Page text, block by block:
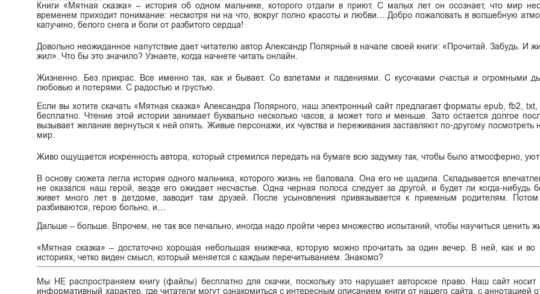
Книги «Мятная сказка» – история об одном мальчике, которого отдали в приют. С малых лет он осознает, что мир
временем приходит понимание: несмотря ни на что, вокруг полно красоты и любви… Добро пожаловать в волшебную
капучино, белого снега и боли от разбитого сердца!
Довольно неожиданное напутствие дает читателю автор Александр Полярный в начале своей книги: «Прочитай. Забудь. И
жил». Что бы это значило? Узнаете, когда начнете читать онлайн.
Жизненно. Без прикрас. Все именно так, как и бывает. Со взлетами и падениями. С кусочками счастья и огромными
любовью и потерями. С радостью и грустью.
Если вы хотите скачать «Мятная сказка» Александра Полярного, наш электронный сайт предлагает форматы epub, fb2,
бесплатно. Чтение этой истории занимает буквально несколько часов, а может того и меньше. Зато остается долгое
вызывает желание вернуться к ней опять. Живые персонажи, их чувства и переживания заставляют по-другому
мир.
Живо ощущается искренность автора, который стремился передать на бумаге всю задумку так, чтобы было атмосферно,
В основу сюжета легла история одного мальчика, которого жизнь не баловала. Она его не щадила. Складывается
не оказался наш герой, везде его ожидает несчастье. Одна черная полоса следует за другой, и будет ли когда-нибудь
живет много лет в детдоме, заводит там друзей. После усыновления привязывается к приемным родителям.
разбиваются, герою больно, и…
Дальше – больше. Впрочем, не так все печально, иногда надо пройти через множество испытаний, чтобы научиться ценить
«Мятная сказка» – достаточно хорошая небольшая книжечка, которую можно прочитать за один вечер. В ней, как и во
историях, четко виден смысл, который меняется с каждым перечитыванием. Знакомо?
Мы НЕ распространяем книгу (файлы) бесплатно для скачки, поскольку это нарушает авторское право. Наш сайт носит
информативный характер, где читатели могут ознакомиться с интересным описанием книги от нашего сайта, с аннотацией